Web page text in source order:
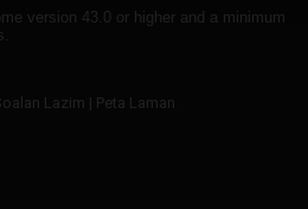
version 43.0 or higher and a minimum
Lazim | Peta Laman